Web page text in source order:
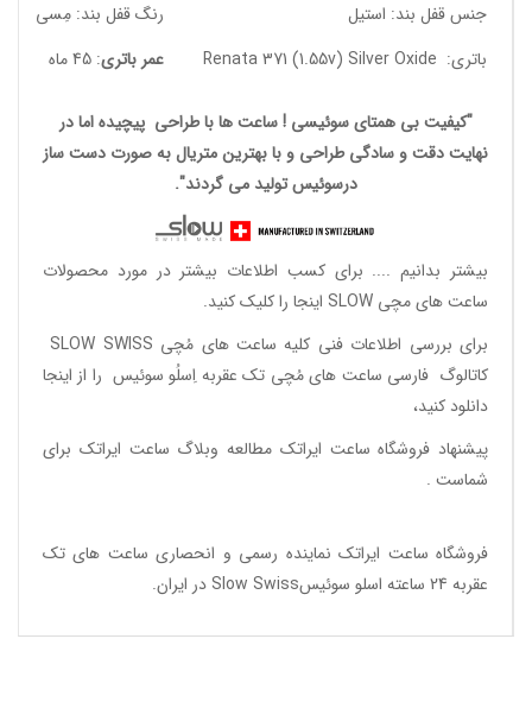
جنس قفل بند: استیل
رنگ قفل بند: مِسی
باتری: Renata 371 (1.55v) Silver Oxide
عمر باتری: 45 ماه
"کیفیت بی همتای سوئیسی ! ساعت ها با طراحی پیچیده اما در
نهایت دقت و سادگی طراحی و با بهترین متریال به صورت دست ساز
درسوئیس تولید می گردند".
بیشتر بدانیم .... برای کسب اطلاعات بیشتر در مورد محصولات
ساعت های مچی SLOW اینجا را کلیک کنید.
برای بررسی اطلاعات فنی کلیه ساعت های مُچی SLOW SWISS
کاتالوگ فارسی ساعت های مُچی تک عقربه اِسلُو سوئیس را از اینجا
دانلود کنید،
پیشنهاد فروشگاه ساعت ایراتک مطالعه وبلاگ ساعت ایراتک برای
شماست .
فروشگاه ساعت ایراتک نماینده رسمی و انحصاری ساعت های تک
عقربه 24 ساعته اسلو سوئیسSlow Swiss در ایران
.